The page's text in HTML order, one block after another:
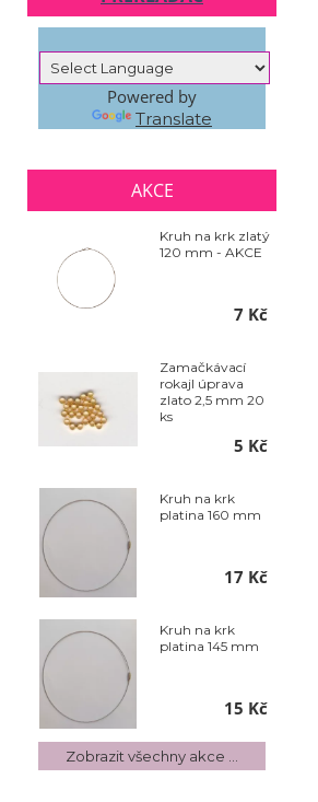
Powered by
Translate
AKCE
Kruh na krk zlatý
120 mm - AKCE
7 Kč
Zamačkávací
rokajl úprava
zlato 2,5 mm 20
ks
5 Kč
Kruh na krk
platina 160 mm
17 Kč
Kruh na krk
platina 145 mm
15 Kč
Zobrazit všechny akce ...